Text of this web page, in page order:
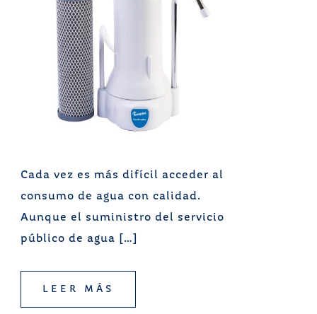
Cada vez es más difícil acceder al
consumo de agua con calidad.
Aunque el suministro del servicio
público de agua […]
LEER MÁS